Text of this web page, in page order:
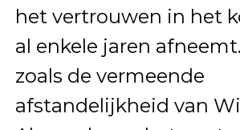
het vertrouwen in het
al enkele jaren
zoals de vermeende
afstandelijkheid van